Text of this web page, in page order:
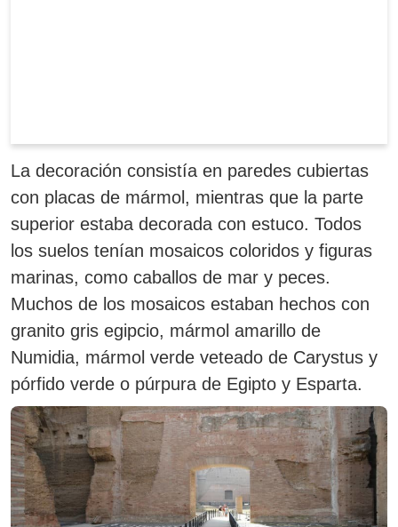
La decoración consistía en paredes cubiertas
con placas de mármol, mientras que la parte
superior estaba decorada con estuco. Todos
los suelos tenían mosaicos coloridos y figuras
marinas, como caballos de mar y peces.
Muchos de los mosaicos estaban hechos con
granito gris egipcio, mármol amarillo de
Numidia, mármol verde veteado de Carystus y
pórfido verde o púrpura de Egipto y Esparta.